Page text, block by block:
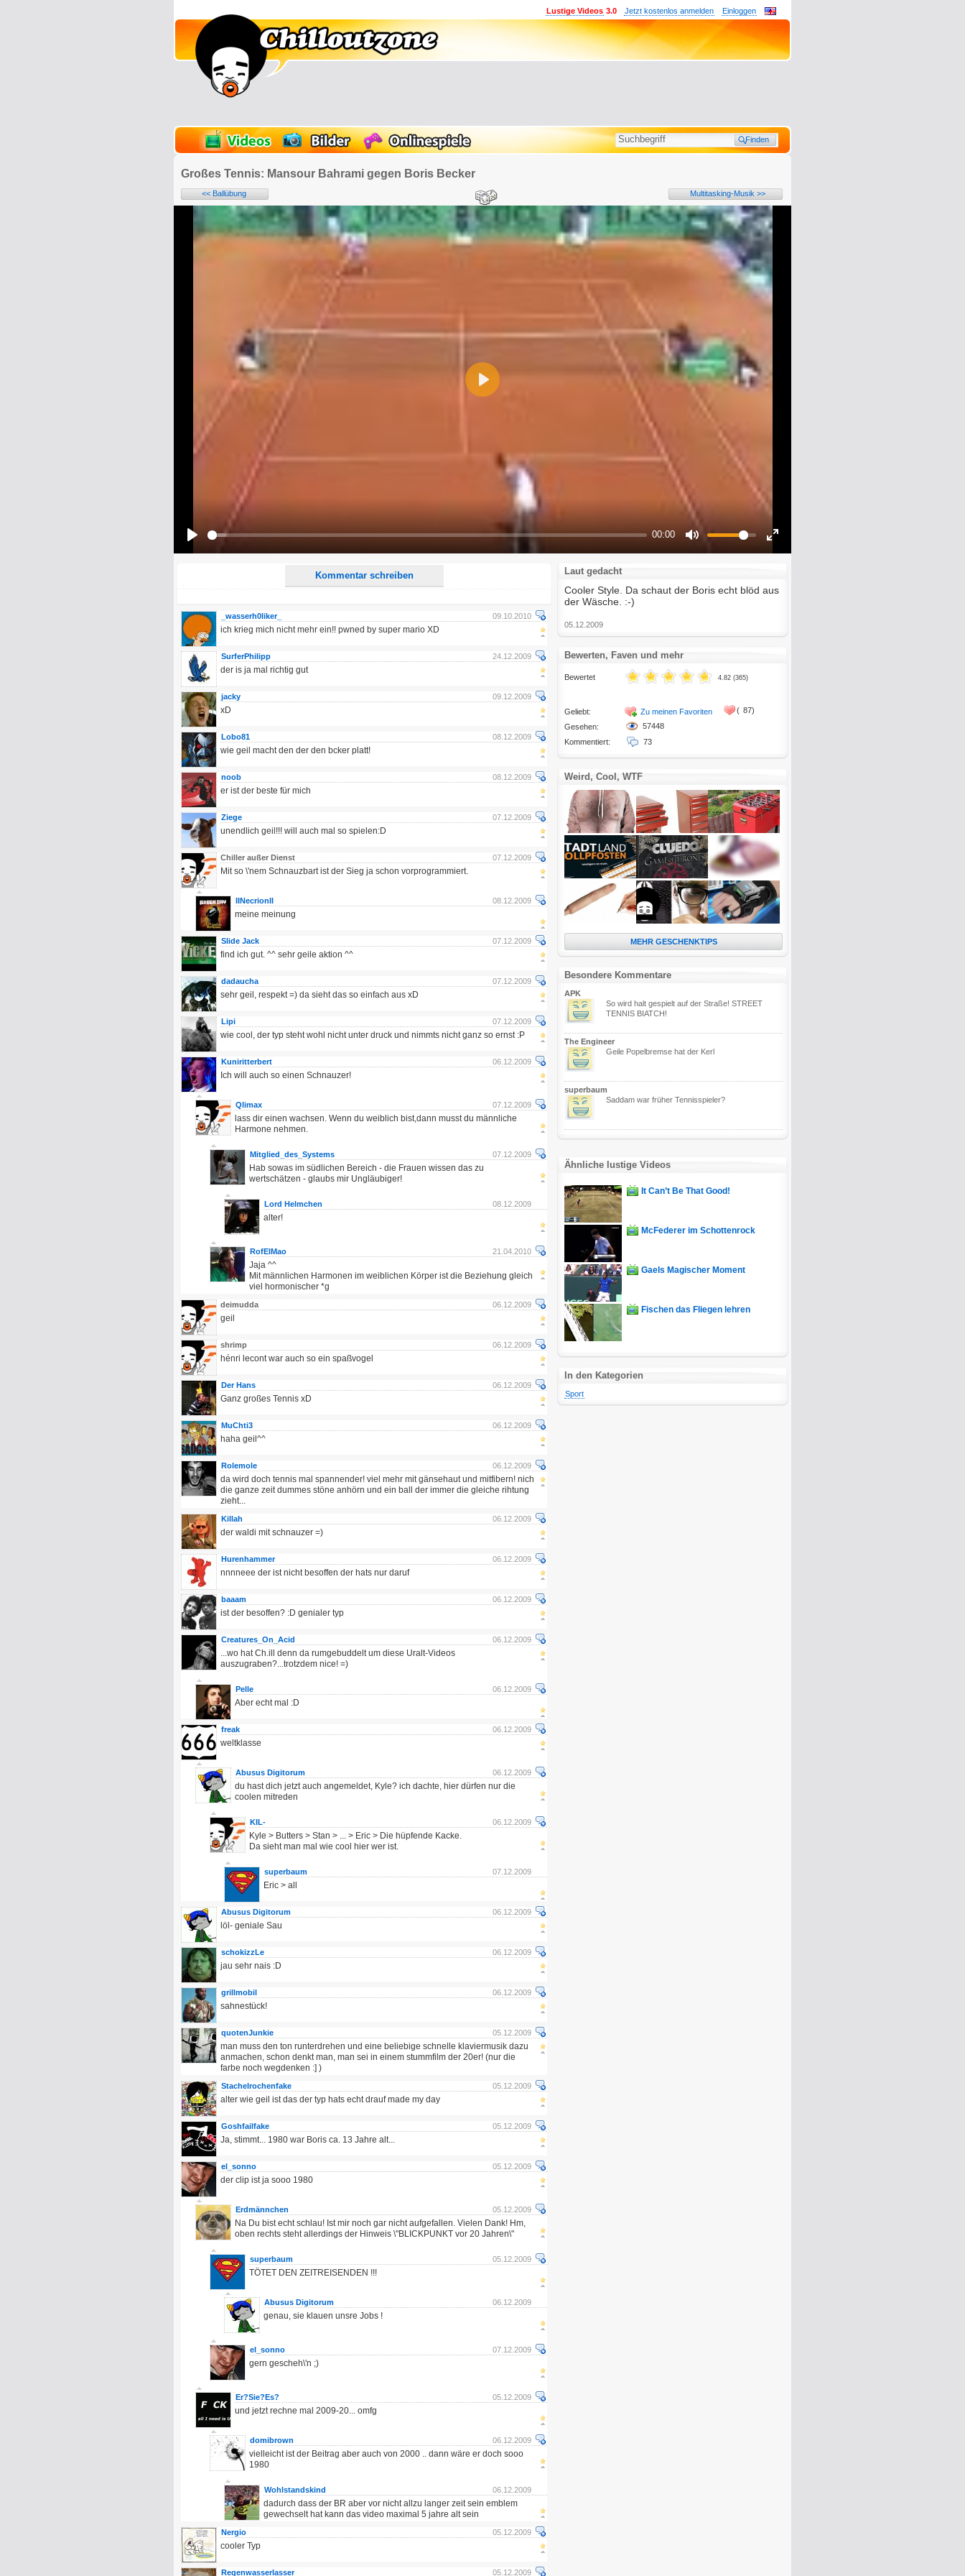
Einloggen
Jetzt kostenlos anmelden
Lustige Videos 3.0
Großes Tennis: Mansour Bahrami gegen Boris Becker
<< Ballübung Multitasking-Musik >>
00:00
Play
Kommentar schreiben
URLs werden automatisch umgewandelt. Bitte verwende "www." oder "http://" in URLs
Ich möchte eine E-Mail, wenn zu meinem Kommentar Antworten erscheinen.
Ich möchte eine E-Mail, wenn auf dieser Seite weitere Kommentare erscheinen.
09.10.2010
_wasserh0liker_
ich krieg mich nicht mehr ein!! pwned by super mario XD
24.12.2009
SurferPhilipp
der is ja mal richtig gut
09.12.2009
jacky
xD
08.12.2009
Lobo81
wie geil macht den der den bcker platt!
08.12.2009
noob
er ist der beste für mich
07.12.2009
Ziege
unendlich geil!!! will auch mal so spielen:D
07.12.2009
Chiller außer Dienst
Mit so \'nem Schnauzbart ist der Sieg ja schon vorprogrammiert.
08.12.2009
IINecrionII
meine meinung
07.12.2009
Slide Jack
find ich gut. ^^ sehr geile aktion ^^
07.12.2009
dadaucha
sehr geil, respekt =) da sieht das so einfach aus xD
07.12.2009
Lipi
wie cool, der typ steht wohl nicht unter druck und nimmts nicht ganz so ernst :P
06.12.2009
Kuniritterbert
Ich will auch so einen Schnauzer!
07.12.2009
Qlimax
lass dir einen wachsen. Wenn du weiblich bist,dann musst du männliche
Harmone nehmen.
07.12.2009
Mitglied_des_Systems
Hab sowas im südlichen Bereich - die Frauen wissen das zu
wertschätzen - glaubs mir Ungläubiger!
08.12.2009
Lord Helmchen
alter!
21.04.2010
RofElMao
Jaja ^^
Mit männlichen Harmonen im weiblichen Körper ist die Beziehung gleich
viel hormonischer *g
06.12.2009
deimudda
geil
06.12.2009
shrimp
hénri lecont war auch so ein spaßvogel
06.12.2009
Der Hans
Ganz großes Tennis xD
06.12.2009
MuChti3
haha geil^^
06.12.2009
Rolemole
da wird doch tennis mal spannender! viel mehr mit gänsehaut und mitfibern! nich
die ganze zeit dummes stöne anhörn und ein ball der immer die gleiche rihtung
zieht...
06.12.2009
Killah
der waldi mit schnauzer =)
06.12.2009
Hurenhammer
nnnneee der ist nicht besoffen der hats nur daruf
06.12.2009
baaam
ist der besoffen? :D genialer typ
06.12.2009
Creatures_On_Acid
...wo hat Ch.ill denn da rumgebuddelt um diese Uralt-Videos
auszugraben?...trotzdem nice! =)
06.12.2009
Pelle
Aber echt mal :D
06.12.2009
freak
weltklasse
06.12.2009
Abusus Digitorum
du hast dich jetzt auch angemeldet, Kyle? ich dachte, hier dürfen nur die
coolen mitreden
06.12.2009
KIL-
Kyle > Butters > Stan > ... > Eric > Die hüpfende Kacke.
Da sieht man mal wie cool hier wer ist.
07.12.2009
superbaum
Eric > all
06.12.2009
Abusus Digitorum
löl- geniale Sau
06.12.2009
schokizzLe
jau sehr nais :D
06.12.2009
grillmobil
sahnestück!
05.12.2009
quotenJunkie
man muss den ton runterdrehen und eine beliebige schnelle klaviermusik dazu
anmachen, schon denkt man, man sei in einem stummfilm der 20er! (nur die
farbe noch wegdenken :] )
05.12.2009
Stachelrochenfake
alter wie geil ist das der typ hats echt drauf made my day
05.12.2009
Goshfailfake
Ja, stimmt... 1980 war Boris ca. 13 Jahre alt...
05.12.2009
el_sonno
der clip ist ja sooo 1980
05.12.2009
Erdmännchen
Na Du bist echt schlau! Ist mir noch gar nicht aufgefallen. Vielen Dank! Hm,
oben rechts steht allerdings der Hinweis \"BLICKPUNKT vor 20 Jahren\"
05.12.2009
superbaum
TÖTET DEN ZEITREISENDEN !!!
06.12.2009
Abusus Digitorum
genau, sie klauen unsre Jobs !
07.12.2009
el_sonno
gern gescheh\'n ;)
05.12.2009
Er?Sie?Es?
und jetzt rechne mal 2009-20... omfg
06.12.2009
domibrown
vielleicht ist der Beitrag aber auch von 2000 .. dann wäre er doch sooo
1980
06.12.2009
Wohlstandskind
dadurch dass der BR aber vor nicht allzu langer zeit sein emblem
gewechselt hat kann das video maximal 5 jahre alt sein
05.12.2009
Nergio
cooler Typ
05.12.2009
Regenwasserlasser
Laut gedacht
Cooler Style. Da schaut der Boris echt blöd aus
der Wäsche. :-)
05.12.2009
Bewerten, Faven und mehr
Bewertet
Geliebt:
Gesehen:
Kommentiert:
4.82 (365)
Zu meinen Favoriten
57448
73
( 87)
Weird, Cool, WTF
MEHR GESCHENKTIPS
Besondere Kommentare
APK
So wird halt gespielt auf der Straße! STREET
TENNIS BIATCH!
The Engineer
Geile Popelbremse hat der Kerl
superbaum
Saddam war früher Tennisspieler?
Ähnliche lustige Videos
It Can’t Be That Good!
McFederer im Schottenrock
Gaels Magischer Moment
Fischen das Fliegen lehren
In den Kategorien
Sport